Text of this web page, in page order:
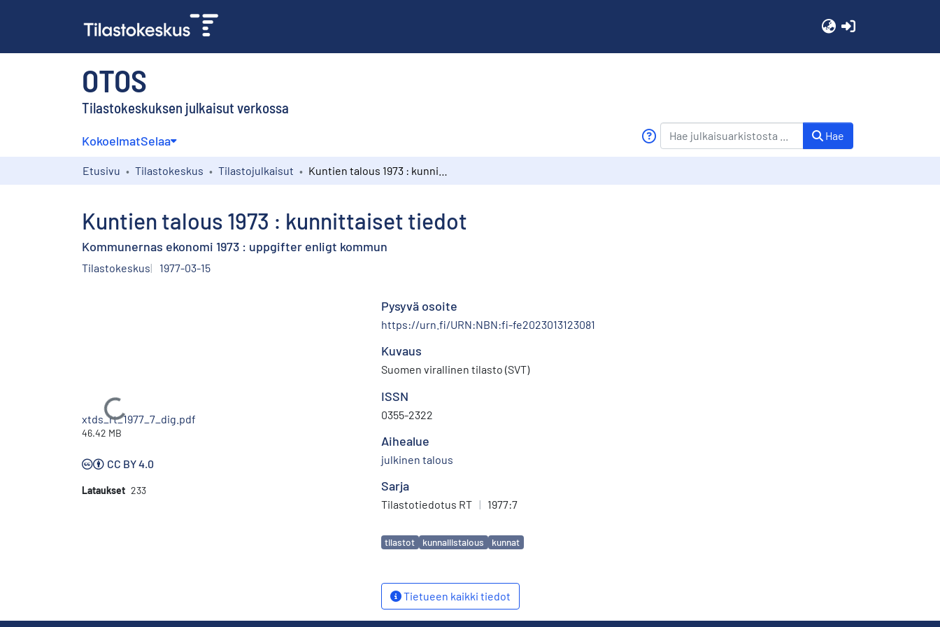
OTOS
Tilastokeskuksen julkaisut verkossa
KokoelmatSelaa Hae
Etusivu Tilastokeskus Tilastojulkaisut
Kuntien talous 1973 : kunnittaiset tiedot
Kommunernas ekonomi 1973 : uppgifter enligt kommun
Tilastokeskus 1977-03-15
Ladataan...
xtds_rt_1977_7_dig.pdf
46.42 MB
CC BY 4.0
Lataukset 233
Pysyvä osoite
https://urn.fi/URN:NBN:fi-fe2023013123081
Kuvaus
Suomen virallinen tilasto (SVT)
ISSN
0355-2322
Aihealue
julkinen talous
Sarja
Tilastotiedotus RT | 1977:7
Avainsanat
tilastot kunnallistalous kunnat
Tietueen kaikki tiedot